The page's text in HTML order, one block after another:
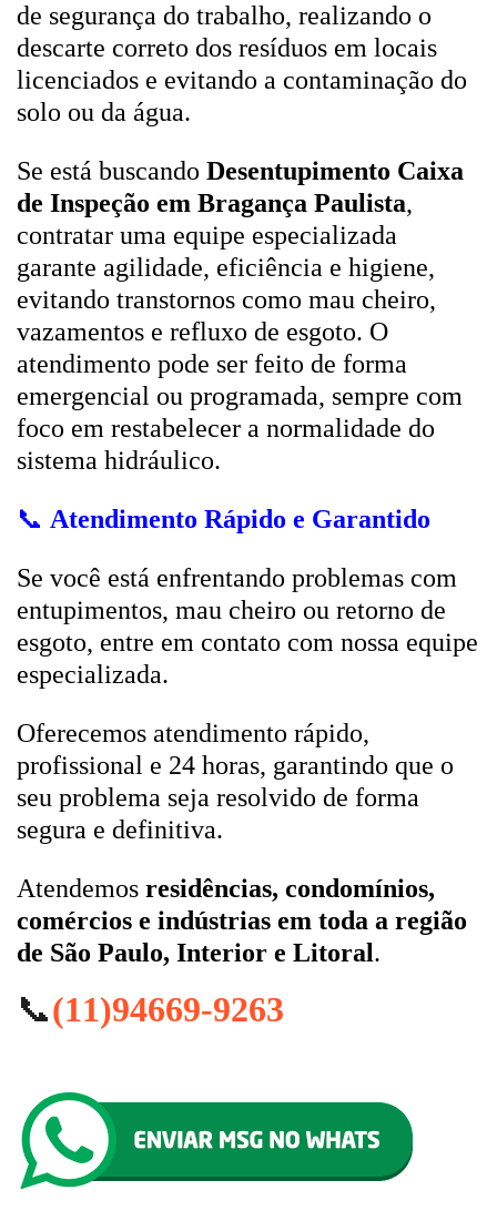
de segurança do trabalho, realizando o
descarte correto dos resíduos em locais
licenciados e evitando a contaminação do
solo ou da água.
Se está buscando Desentupimento Caixa
de Inspeção em Bragança Paulista,
contratar uma equipe especializada
garante agilidade, eficiência e higiene,
evitando transtornos como mau cheiro,
vazamentos e refluxo de esgoto. O
atendimento pode ser feito de forma
emergencial ou programada, sempre com
foco em restabelecer a normalidade do
sistema hidráulico.
📞 Atendimento Rápido e Garantido
Se você está enfrentando problemas com
entupimentos, mau cheiro ou retorno de
esgoto, entre em contato com nossa equipe
especializada.
Oferecemos atendimento rápido,
profissional e 24 horas, garantindo que o
seu problema seja resolvido de forma
segura e definitiva.
Atendemos residências, condomínios,
comércios e indústrias em toda a região
de São Paulo, Interior e Litoral.
📞(11)94669-9263